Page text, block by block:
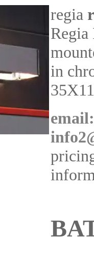
regia
Regia
in
email: